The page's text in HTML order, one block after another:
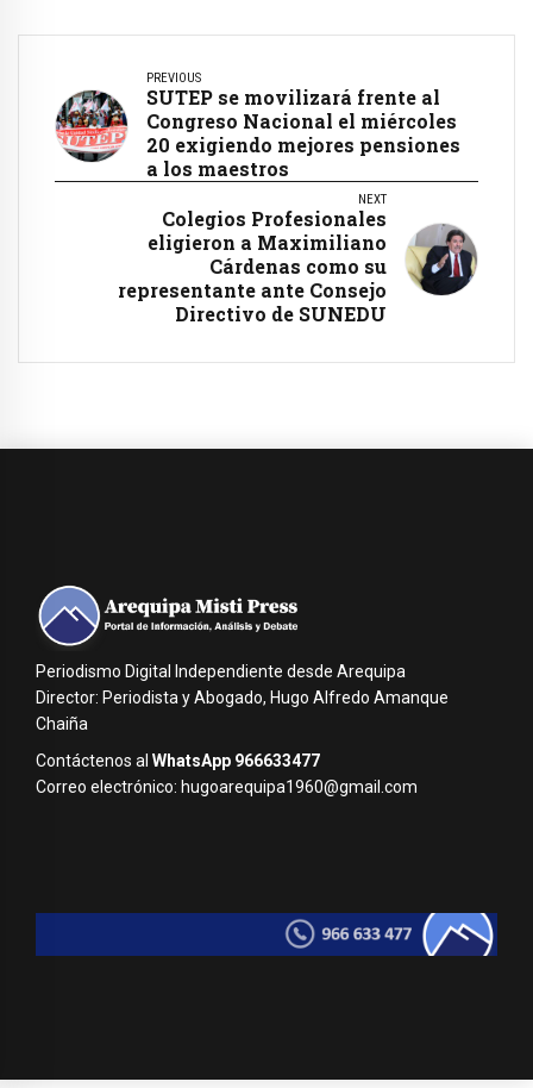
PREVIOUS
SUTEP se movilizará frente al
Congreso Nacional el miércoles
20 exigiendo mejores pensiones
a los maestros
NEXT
Colegios Profesionales
eligieron a Maximiliano
Cárdenas como su
representante ante Consejo
Directivo de SUNEDU
Periodismo Digital Independiente desde Arequipa
Director: Periodista y Abogado, Hugo Alfredo Amanque
Chaiña
Contáctenos al WhatsApp 966633477
Correo electrónico: hugoarequipa1960@gmail.com